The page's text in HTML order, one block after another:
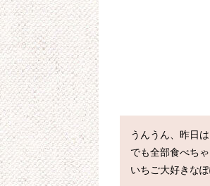
うんうん、昨日
でも全部食べち
いちご大好きな